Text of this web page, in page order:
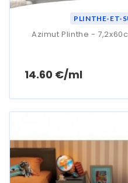
PLINTHE-ET-
Azimut Plinthe -
14.60 €/mlPrix